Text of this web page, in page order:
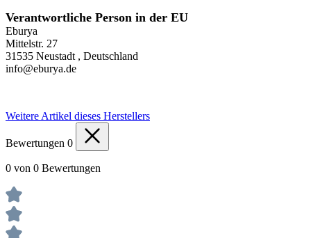
Verantwortliche Person in der EU
Eburya
Mittelstr. 27
31535 Neustadt , Deutschland
info@eburya.de
Weitere Artikel dieses Herstellers
Bewertungen 0
0 von 0 Bewertungen